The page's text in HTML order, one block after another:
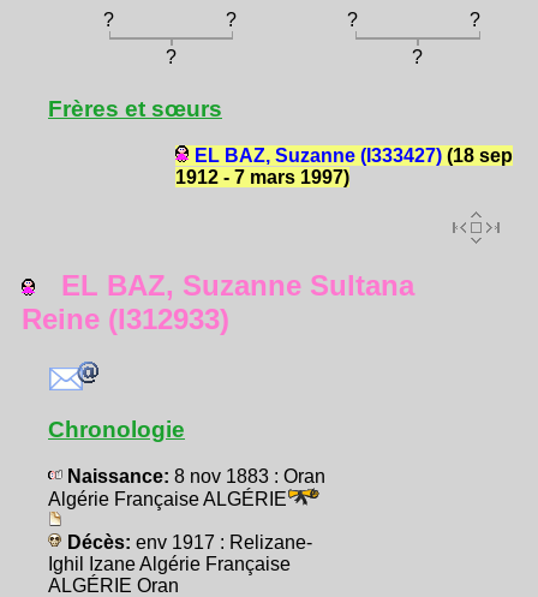
? ? ?
?
?
?
Frères et sœurs
EL BAZ, Suzanne (I333427)(18 sep
1912 - 7 mars 1997)
EL BAZ, Suzanne Sultana
Reine (I312933)
Chronologie
Naissance: 8 nov 1883 : Oran
Algérie Française ALGÉRIE
Décès: env 1917 : Relizane-
Ighil Izane Algérie Française
ALGÉRIE Oran